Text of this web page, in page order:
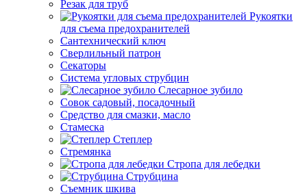
Резак для труб
Рукоятки
для съема предохранителей
Сантехнический ключ
Сверлильный патрон
Секаторы
Система угловых струбцин
Слесарное зубило
Совок садовый, посадочный
Средство для смазки, масло
Стамеска
Степлер
Стремянка
Стропа для лебедки
Струбцина
Съемник шкива